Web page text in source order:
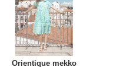
Orientique mekko